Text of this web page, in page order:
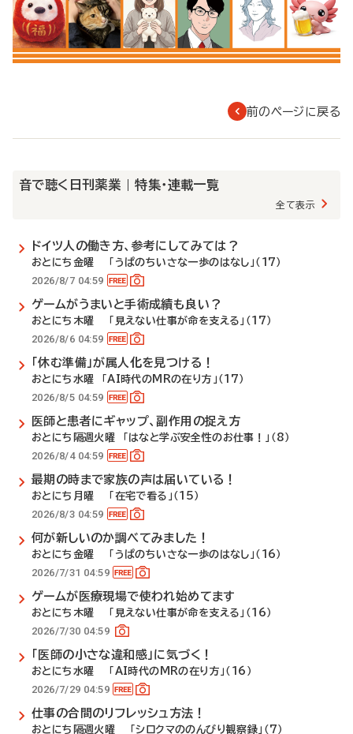
前のページに戻る
音で聴く日刊薬業 | 特集・連載一覧
全て表示
ドイツ人の働き方、参考にしてみては？
おとにち金曜 「うぱのちいさな一歩のはなし」（17）
2026/8/7 04:59
ゲームがうまいと手術成績も良い？
おとにち木曜 「見えない仕事が命を支える」（17）
2026/8/6 04:59
「休む準備」が属人化を見つける！
おとにち水曜 「AI時代のMRの在り方」（17）
2026/8/5 04:59
医師と患者にギャップ、副作用の捉え方
おとにち隔週火曜 「はなと学ぶ安全性のお仕事！」（8）
2026/8/4 04:59
最期の時まで家族の声は届いている！
おとにち月曜 「在宅で看る」（15）
2026/8/3 04:59
何が新しいのか調べてみました！
おとにち金曜 「うぱのちいさな一歩のはなし」（16）
2026/7/31 04:59
ゲームが医療現場で使われ始めてます
おとにち木曜 「見えない仕事が命を支える」（16）
2026/7/30 04:59
「医師の小さな違和感」に気づく！
おとにち水曜 「AI時代のMRの在り方」（16）
2026/7/29 04:59
仕事の合間のリフレッシュ方法！
おとにち隔週火曜 「シロクマののんびり観察録」（7）